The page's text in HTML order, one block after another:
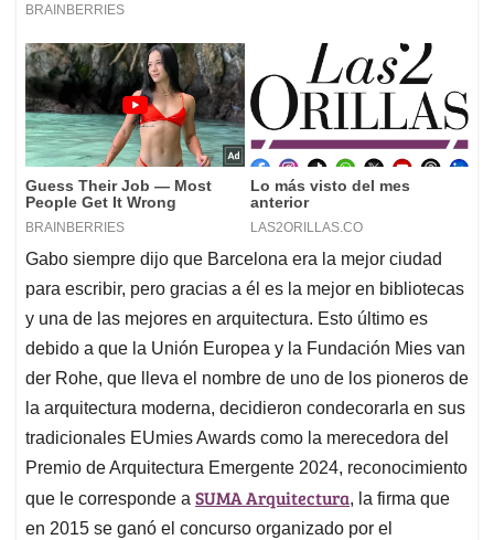
Gabo siempre dijo que Barcelona era la mejor ciudad
para escribir, pero gracias a él es la mejor en bibliotecas
y una de las mejores en arquitectura. Esto último es
debido a que la Unión Europea y la Fundación Mies van
der Rohe, que lleva el nombre de uno de los pioneros de
la arquitectura moderna, decidieron condecorarla en sus
tradicionales EUmies Awards como la merecedora del
Premio de Arquitectura Emergente 2024, reconocimiento
que le corresponde a SUMA Arquitectura, la firma que
en 2015 se ganó el concurso organizado por el